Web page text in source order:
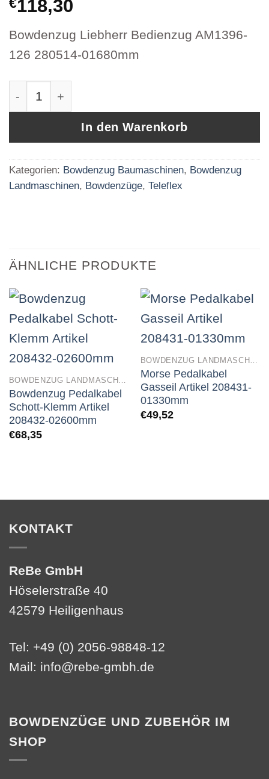
€118,30
Bowdenzug Liebherr Bedienzug AM1396-
126 280514-01680mm
In den Warenkorb
Kategorien: Bowdenzug Baumaschinen, Bowdenzug
Landmaschinen, Bowdenzüge, Teleflex
ÄHNLICHE PRODUKTE
BOWDENZUG LANDMASCHINEN
Bowdenzug Pedalkabel
Schott-Klemm Artikel
208432-02600mm
€68,35
BOWDENZUG LANDMASCHINEN
Morse Pedalkabel
Gasseil Artikel 208431-
01330mm
€49,52
KONTAKT
ReBe GmbH
Höselerstraße 40
42579 Heiligenhaus
Tel: +49 (0) 2056-98848-12
Mail: info@rebe-gmbh.de
BOWDENZÜGE UND ZUBEHÖR IM
SHOP